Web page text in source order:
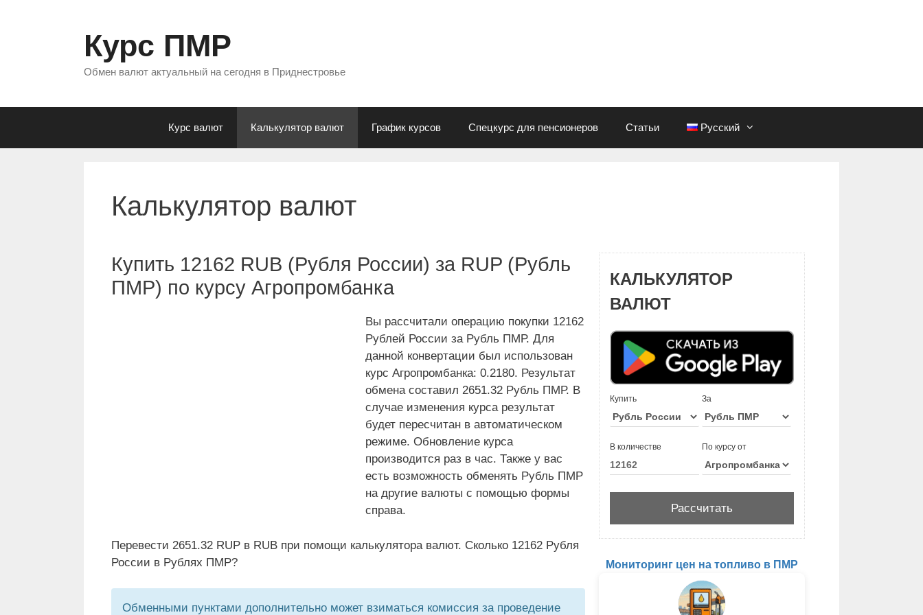
Курс ПМР
Обмен валют актуальный на сегодня в Приднестровье
Курс валют Калькулятор валют График курсов Спецкурс для пенсионеров Статьи Русский
Калькулятор валют
Купить 12162 RUB (Рубля России) за RUP (Рубль
ПМР) по курсу Агропромбанка
Вы рассчитали операцию покупки 12162
Рублей России за Рубль ПМР. Для
данной конвертации был использован
курс Агропромбанка: 0.2180. Результат
обмена составил 2651.32 Рубль ПМР. В
случае изменения курса результат
будет пересчитан в автоматическом
режиме. Обновление курса
производится раз в час. Также у вас
есть возможность обменять Рубль ПМР
на другие валюты с помощью формы
справа.
Перевести 2651.32 RUP в RUB при помощи калькулятора валют. Сколько 12162 Рубля
России в Рублях ПМР?
Обменными пунктами дополнительно может взиматься комиссия за проведение
КАЛЬКУЛЯТОР
ВАЛЮТ
Купить За
В количестве По курсу от
Мониторинг цен на топливо в ПМР